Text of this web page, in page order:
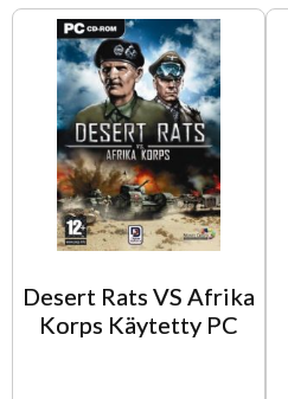
Desert Rats VS Afrika
Korps Käytetty PC